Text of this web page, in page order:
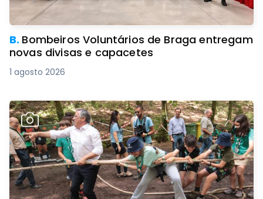
B. Bombeiros Voluntários de Braga entregam
novas divisas e capacetes
1 agosto 2026